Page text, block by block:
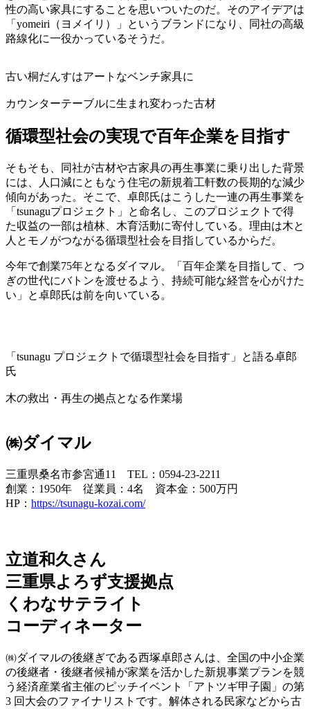
性の高い家具にすることを思いついたのだ。そのアイデアは
「yomeiri（ヨメイリ）」というブランドになり、同社の高級
路線化に一役かっているそうだ。
古い桐だんすはアートなベンチ家具に
カウンターテーブルに生まれ変わった古材
循環型社会の実現で百年企業を目指す
そもそも、同社が古材や古家具の再生事業に乗り出した背景
には、人口減にともなう住宅の新規着工軒数の長期的な減少
傾向があった。そこで、卓郎氏はこうした一連の再生事業を
「tsunaguプロジェクト」と命名し、このプロジェクトで得
た収益の一部は植林、木育活動に寄付している。理由は木と
人とモノがつながる循環型社会を目指しているからだ。
今年で創業75年となるダイマル。「百年企業を目指して、つ
ぎの世代にバトンを渡せるよう、持続可能な経営を心がけた
い」と卓郎氏は前を向いている。
「tsunagu プロジェクトで循環型社会を目指す」と語る卓郎
氏
木の救出・再生の拠点となる作業場
㈱ダイマル
三重県桑名市参宮通11 TEL：0594-23-2211
創業：1950年 従業員：4名 資本金：500万円
HP： https://tsunagu-kozai.com/
立道和久さん
三重県よろず支援拠点
くわなサテライト
コーディネーター
㈱ダイマルの後継ぎである西塚卓郎さんは、全国の中小企業
の後継者・後継者候補が家業を活かした新規事業プランを競
う経済産業省主催のピッチイベント「アトツギ甲子園」の第
3 回大会のファイナリストです。解体される民家などから古